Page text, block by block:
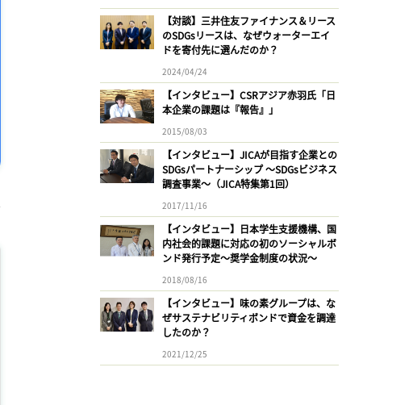
【対談】三井住友ファイナンス＆リース
のSDGsリースは、なぜウォーターエイ
ドを寄付先に選んだのか？
2024/04/24
【インタビュー】CSRアジア赤羽氏「日
本企業の課題は『報告』」
2015/08/03
【インタビュー】JICAが目指す企業との
SDGsパートナーシップ 〜SDGsビジネス
調査事業〜（JICA特集第1回）
2017/11/16
【インタビュー】日本学生支援機構、国
内社会的課題に対応の初のソーシャルボ
ンド発行予定〜奨学金制度の状況〜
2018/08/16
【インタビュー】味の素グループは、な
ぜサステナビリティボンドで資金を調達
したのか？
2021/12/25